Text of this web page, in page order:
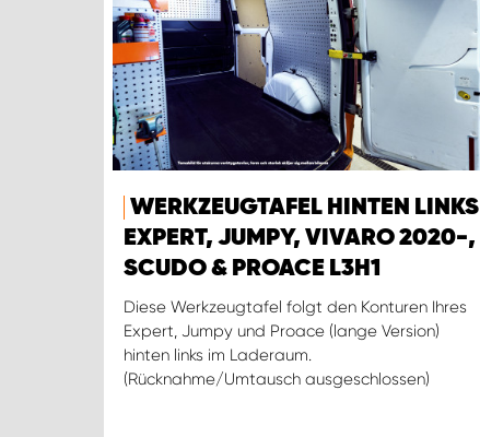
WERKZEUGTAFEL HINTEN LINKS
EXPERT, JUMPY, VIVARO 2020-,
SCUDO & PROACE L3H1
Diese Werkzeugtafel folgt den Konturen Ihres
Expert, Jumpy und Proace (lange Version)
hinten links im Laderaum.
(Rücknahme/Umtausch ausgeschlossen)